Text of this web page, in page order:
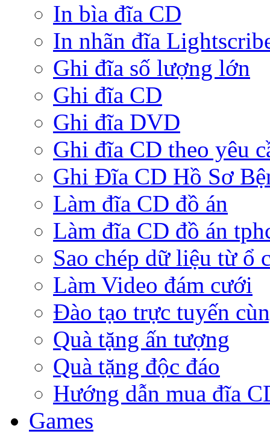
In bìa đĩa CD
In nhãn đĩa
Ghi đĩa số lượng lớn
Ghi đĩa CD
Ghi đĩa DVD
Ghi đĩa CD theo yêu
Ghi Đĩa CD Hồ Sơ
Làm đĩa CD đồ án
Làm đĩa CD đồ án
Sao chép dữ liệu từ ổ
Làm Video đám cưới
Đào tạo trực tuyến
Quà tặng ấn tượng
Quà tặng độc đáo
Hướng dẫn mua đĩa
Games